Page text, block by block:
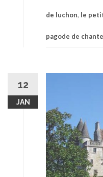
de luchon, le
pagode de
12
JAN